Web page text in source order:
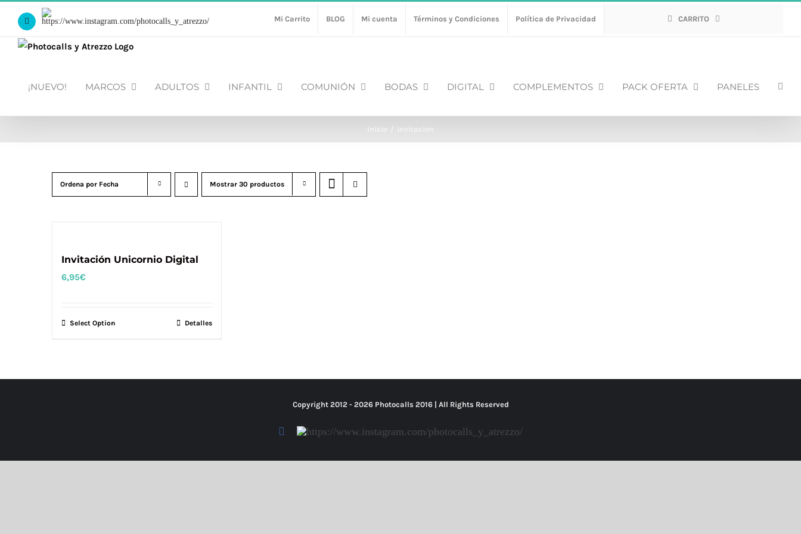
contenido
Facebook
Https://www.instagram.com/photocalls_y_atrezzo/ Mi Carrito BLOG Mi cuenta Términos y Condiciones Política de Privacidad CARRITO
¡NUEVO! MARCOS ADULTOS INFANTIL COMUNIÓN BODAS DIGITAL COMPLEMENTOS PACK OFERTA PANELES
Inicio invitacion
Ordena por Fecha Mostrar 30 productos
Invitación Unicornio Digital
6,95€
Select Option Detalles
Copyright 2012 - 2026 Photocalls 2016| All Rights Reserved
Facebook
Https://www.instagram.com/photocalls_y_atrezzo/